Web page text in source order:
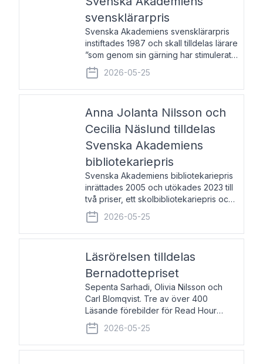
svensklärarpris
Svenska Akademiens svensklärarpris
instiftades 1987 och skall tilldelas lärare
”som genom sin gärning har stimulerat
intresset hos unga människor för
svenska språket och litteraturen”.
Prisutdelning och samtal med
2026-05-25
Anna Jolanta Nilsson och
Cecilia Näslund tilldelas
Svenska Akademiens
bibliotekariepris
Svenska Akademiens bibliotekariepris
inrättades 2005 och utökades 2023 till
två priser, ett skolbibliotekariepris och
ett folkbibliotekariepris. Priserna skall
tilldelas bibliotekarier vid svenska folk-
och skolbibliotek som gjort värdefull
2026-05-25
Läsrörelsen tilldelas
Bernadottepriset
Sepenta Sarhadi, Olivia Nilsson och
Carl Blomqvist. Tre av över 400
Läsande förebilder för Read Hour
Sverige. Foto: Michael Wall. Den ideella
föreningen Läsrörelsen tilldelas
Bernadottepriset 2026 för att den
2026-05-25